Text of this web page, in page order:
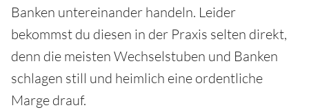
Banken untereinander handeln. Leider
bekommst du diesen in der Praxis selten direkt,
denn die meisten Wechselstuben und Banken
schlagen still und heimlich eine ordentliche
Marge drauf.